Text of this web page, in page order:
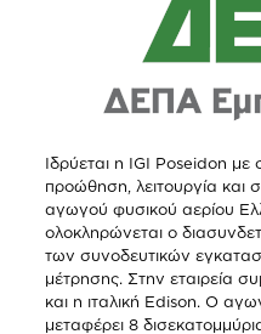
Ιδρύεται η IGI Poseidon με
προώθηση, λειτουργία και
αγωγού φυσικού αερίου
ολοκληρώνεται ο
των συνοδευτικών
μέτρησης. Στην εταιρεία
και η ιταλική Edison. Ο
μεταφέρει 8